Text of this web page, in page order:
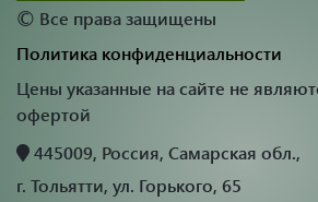
© Все права защищены
Политика конфиденциальности
Цены указанные на сайте не
офертой
445009, Россия, Самарская обл.,
г. Тольятти, ул. Горького, 65